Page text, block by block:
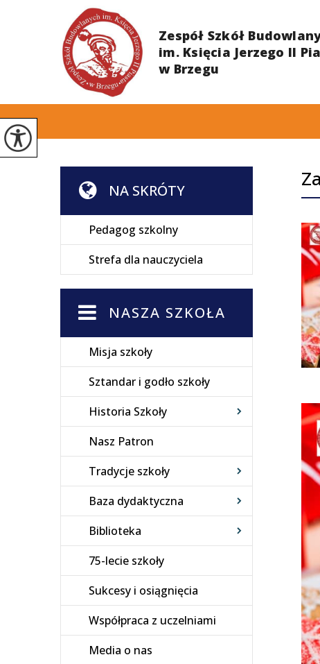
NA SKRÓTY
Pedagog szkolny
Strefa dla nauczyciela
NASZA SZKOŁA
Misja szkoły
Sztandar i godło szkoły
Historia Szkoły
Nasz Patron
Tradycje szkoły
Baza dydaktyczna
Biblioteka
75-lecie szkoły
Sukcesy i osiągnięcia
Współpraca z uczelniami
Media o nas